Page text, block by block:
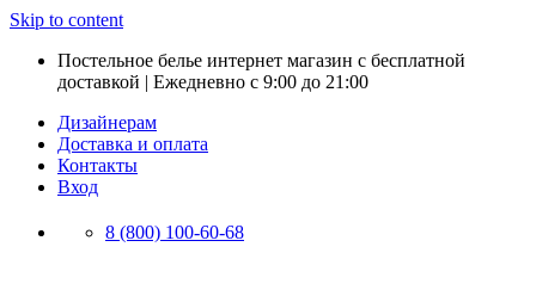
Skip to content
Постельное белье интернет магазин с бесплатной
доставкой | Ежедневно с 9:00 до 21:00
Дизайнерам
Доставка и оплата
Контакты
Вход
8 (800) 100-60-68